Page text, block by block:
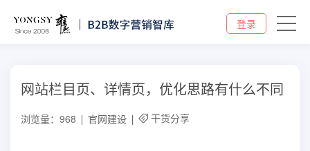
登录
网站栏目页、详情页，优化思路有什么不同
浏览量：968 官网建设 干货分享